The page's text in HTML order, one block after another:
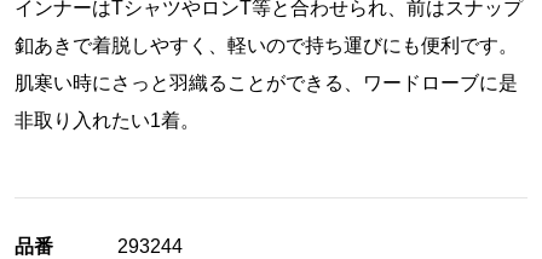
インナーはTシャツやロンT等と合わせられ、前はスナップ
釦あきで着脱しやすく、軽いので持ち運びにも便利です。
肌寒い時にさっと羽織ることができる、ワードローブに是
非取り入れたい1着。
品番
293244